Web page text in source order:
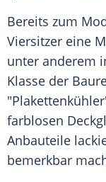
Bereits zum
Viersitzer eine
unter anderem
Klasse der
farblosen
Anbauteile
bemerkbar